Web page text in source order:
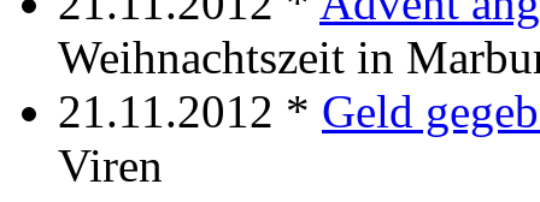
Weihnachtszeit in
21.11.2012 * Geld
Viren